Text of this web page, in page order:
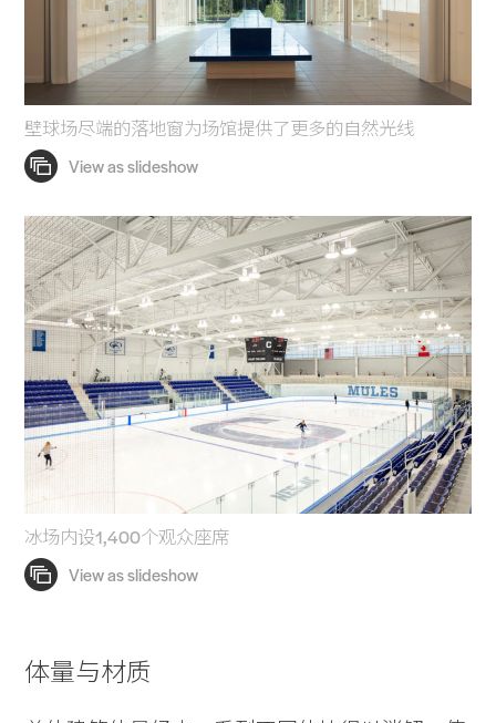
壁球场尽端的落地窗为场馆提供了更多的自然光线
冰场内设1,400个观众座席
体量与材质